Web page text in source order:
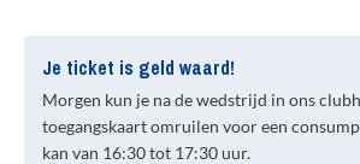
Je ticket is geld waard!
Morgen kun je na de wedstrijd in ons
toegangskaart omruilen voor een
kan van 16:30 tot 17:30 uur.